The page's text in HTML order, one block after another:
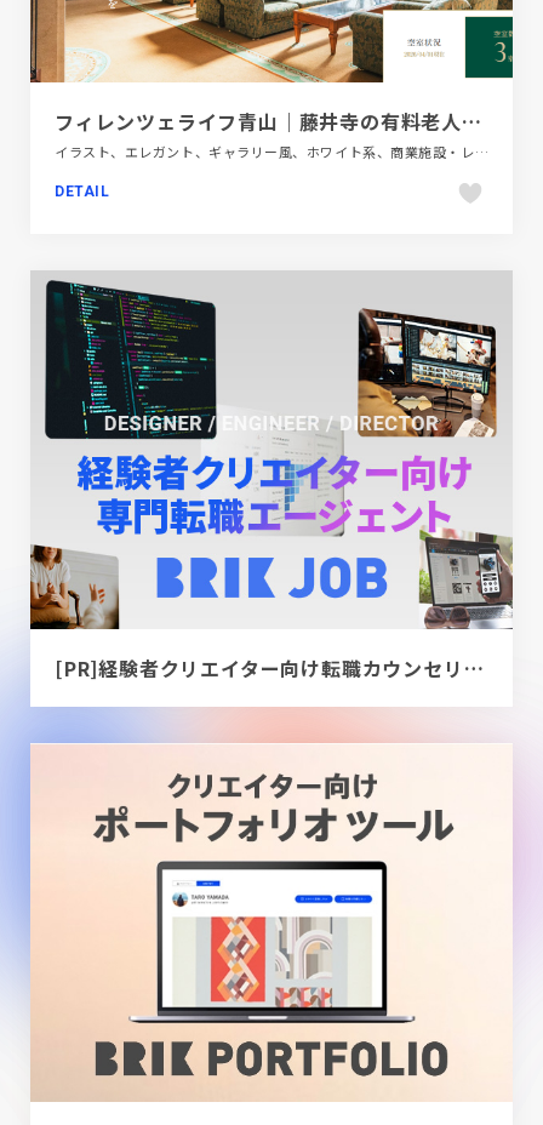
フィレンツェライフ青山｜藤井寺の有料老人ホーム
イラスト、エレガント、ギャラリー風、ホワイト系、商業施設・レジャー、施設・店舗サイト
DETAIL
[PR]経験者クリエイター向け転職カウンセリング｜デザイナー / ディレクター / エンジニア